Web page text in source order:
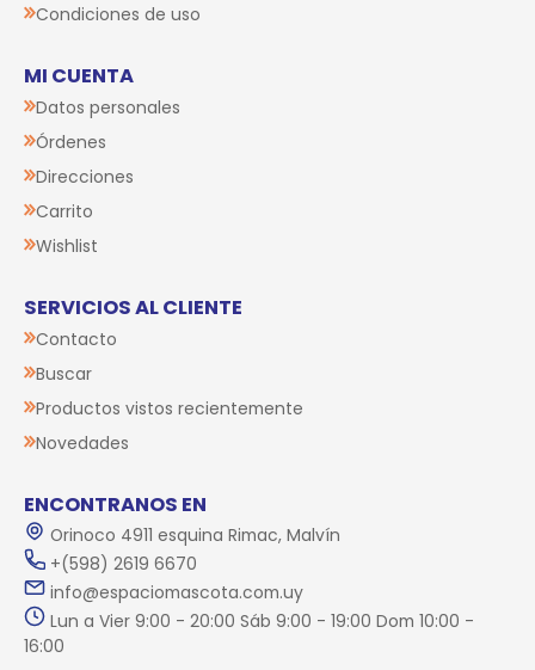
Condiciones de uso
MI CUENTA
Datos personales
Órdenes
Direcciones
Carrito
Wishlist
SERVICIOS AL CLIENTE
Contacto
Buscar
Productos vistos recientemente
Novedades
ENCONTRANOS EN
Orinoco 4911 esquina Rimac, Malvín
+(598) 2619 6670
info@espaciomascota.com.uy
Lun a Vier 9:00 - 20:00 Sáb 9:00 - 19:00 Dom 10:00 -
16:00